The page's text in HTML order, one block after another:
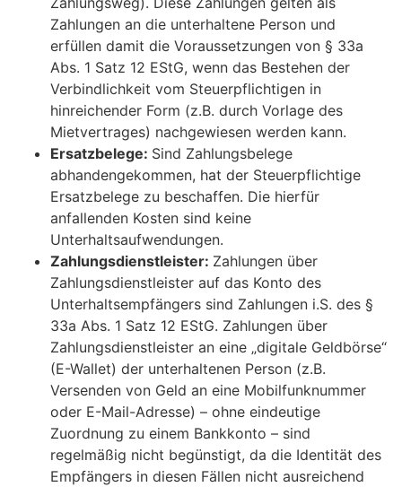
Zahlungen an die unterhaltene Person und
erfüllen damit die Voraussetzungen von § 33a
Abs. 1 Satz 12 EStG, wenn das Bestehen der
Verbindlichkeit vom Steuerpflichtigen in
hinreichender Form (z.B. durch Vorlage des
Mietvertrages) nachgewiesen werden kann.
Ersatzbelege: Sind Zahlungsbelege
abhandengekommen, hat der Steuerpflichtige
Ersatzbelege zu beschaffen. Die hierfür
anfallenden Kosten sind keine
Unterhaltsaufwendungen.
Zahlungsdienstleister: Zahlungen über
Zahlungsdienstleister auf das Konto des
Unterhaltsempfängers sind Zahlungen i.S. des §
33a Abs. 1 Satz 12 EStG. Zahlungen über
Zahlungsdienstleister an eine „digitale Geldbörse“
(E-Wallet) der unterhaltenen Person (z.B.
Versenden von Geld an eine Mobilfunknummer
oder E-Mail-Adresse) – ohne eindeutige
Zuordnung zu einem Bankkonto – sind
regelmäßig nicht begünstigt, da die Identität des
Empfängers in diesen Fällen nicht ausreichend